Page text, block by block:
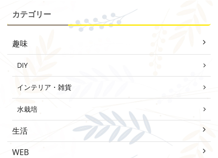
カテゴリー
趣味
DIY
インテリア・雑貨
水栽培
生活
WEB